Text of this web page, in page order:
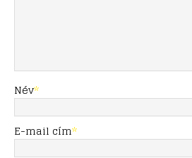
Név*
E-mail cím*